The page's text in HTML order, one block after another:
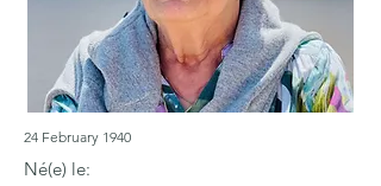
24 February 1940
Né(e) le: